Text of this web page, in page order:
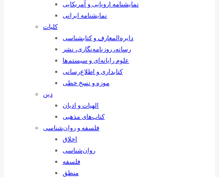
نمایشنامه اروپایی و آمریکایی
نمایشنامه ایرانی
کلیات
دایره‌المعارف و کتابشناسی
رسانه‌، روزنامه‌نگاری، نشر
علوم رایانه‌ای و سیستم‌ها
کتابداری و اطلاع‌رسانی
موزه و نسخ خطی
دین
الهیات و ادیان
کتاب‌های مذهبی
فلسفه و روان‌شناسی
اخلاق
روان‌شناسی
فلسفه
منطق